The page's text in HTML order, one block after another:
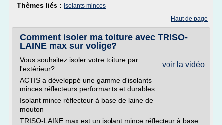
Thèmes liés : isolants minces
Haut de page
Comment isoler ma toiture avec TRISO-
LAINE max sur volige?
voir la vidéo
Vous souhaitez isoler votre toiture par
l'extérieur?
ACTIS a développé une gamme d'isolants
minces réflecteurs performants et durables.
Isolant mince réflecteur à base de laine de
mouton
TRISO-LAINE max est un isolant mince réflecteur à base